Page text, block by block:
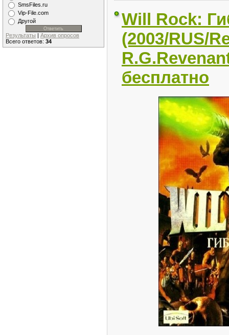
SmsFiles.ru
Vip-File.com
Другой
Результаты | Архив опросов
Всего ответов: 34
Will Rock:
(2003/RUS/
бесплатно